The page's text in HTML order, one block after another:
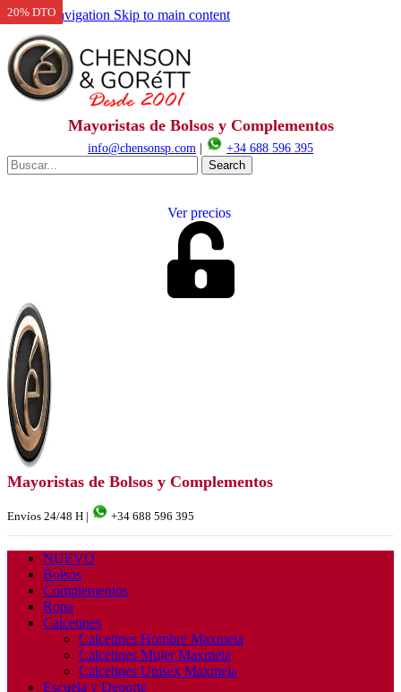
Skip to navigation Skip to main content
Mayoristas de Bolsos y Complementos
info@chensonsp.com
+34 688 596 395
Search
Ver precios
Mayoristas de Bolsos y Complementos
Envíos 24/48 H | +34 688 596 395
NUEVO
Bolsos
Complementos
Ropa
Calcetines
Calcetines Hombre Maxmeia
Calcetines Mujer Maxmeia
Calcetines Unisex Maxmeia
Escuela y Deporte
20% DTO